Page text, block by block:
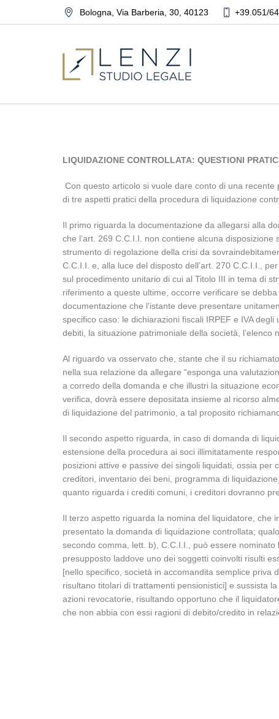
Bologna Via Barberia, 30, 40123 +39.051/
LIQUIDAZIONE CONTROLLATA: QUESTIONI
Con questo articolo si vuole dare conto di una
di tre aspetti pratici della procedura di liquidazione
Il primo riguarda la documentazione da allegarsi alla
che l’art. 269 C.C.I.I. non contiene alcuna
strumento di regolazione della crisi da
C.C.I.I. e, alla luce del disposto dell’art. 270 C.C.I.I.,
sul procedimento unitario di cui al Titolo III in tema di
riferimento a queste ultime, occorre verificare se
documentazione che l’istante deve presentare
specifico caso: le dichiarazioni fiscali IRPEF e IVA
debiti, la situazione patrimoniale della società, l’elenco
Al riguardo va osservato che, stante che il su
nella sua relazione da allegare “esponga una
a corredo della domanda e che illustri la situazione
verifica, dovrà essere depositata insieme al ricorso
di liquidazione del patrimonio, a tal proposito
Il secondo aspetto riguarda, in caso di domanda di
estensione della procedura ai soci illimitatamente
posizioni attive e passive dei singoli liquidati, ossia
creditori, inventario dei beni, programma di
quanto riguarda i crediti comuni, i creditori dovranno
Il terzo aspetto riguarda la nomina del liquidatore, che
presentato la domanda di liquidazione controllata;
secondo comma, lett. b), C.C.I.I., può essere
presupposto laddove uno dei soggetti coinvolti risulti
[nello specifico, società in accomandita semplice priva
risultano titolari di trattamenti pensionistici] e sussista
azioni revocatorie, risultando opportuno che il
che non abbia con essi ragioni di debito/credito in